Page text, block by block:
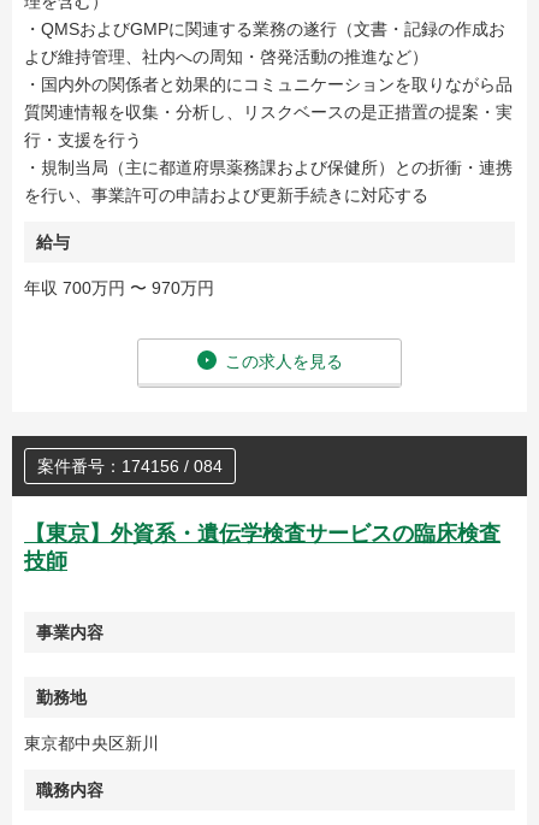
・QMSおよびGMPに関連する業務の遂行（文書・記録の作成お
よび維持管理、社内への周知・啓発活動の推進など）
・国内外の関係者と効果的にコミュニケーションを取りながら品
質関連情報を収集・分析し、リスクベースの是正措置の提案・実
行・支援を行う
・規制当局（主に都道府県薬務課および保健所）との折衝・連携
を行い、事業許可の申請および更新手続きに対応する
給与
年収 700万円 〜 970万円
この求人を見る
案件番号：174156 / 084
【東京】外資系・遺伝学検査サービスの臨床検査
技師
事業内容
勤務地
東京都中央区新川
職務内容